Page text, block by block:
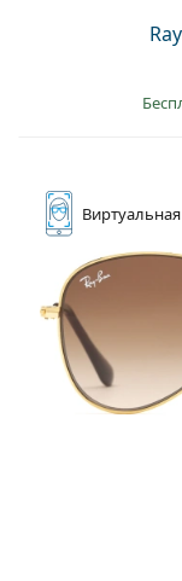
Виртуальная